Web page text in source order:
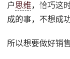
户思维，恰巧这
成的事，不想成
所以想要做好销